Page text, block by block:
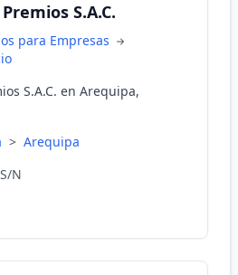
S.A.C.
para Empresas
S.A.C. en Arequipa,
> Arequipa
N